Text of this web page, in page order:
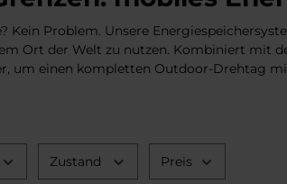
Kein Problem. Unsere
Ort der Welt zu nutzen. Kombiniert mit
um einen kompletten Outdoor-Drehtag
Zustand Preis